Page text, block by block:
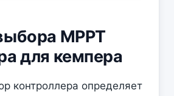
MPPT
для кемпера
контроллера определяет